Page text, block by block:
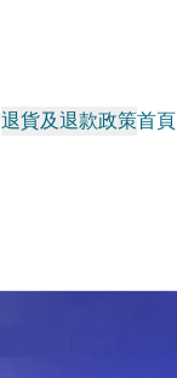
退貨及退款政策首頁